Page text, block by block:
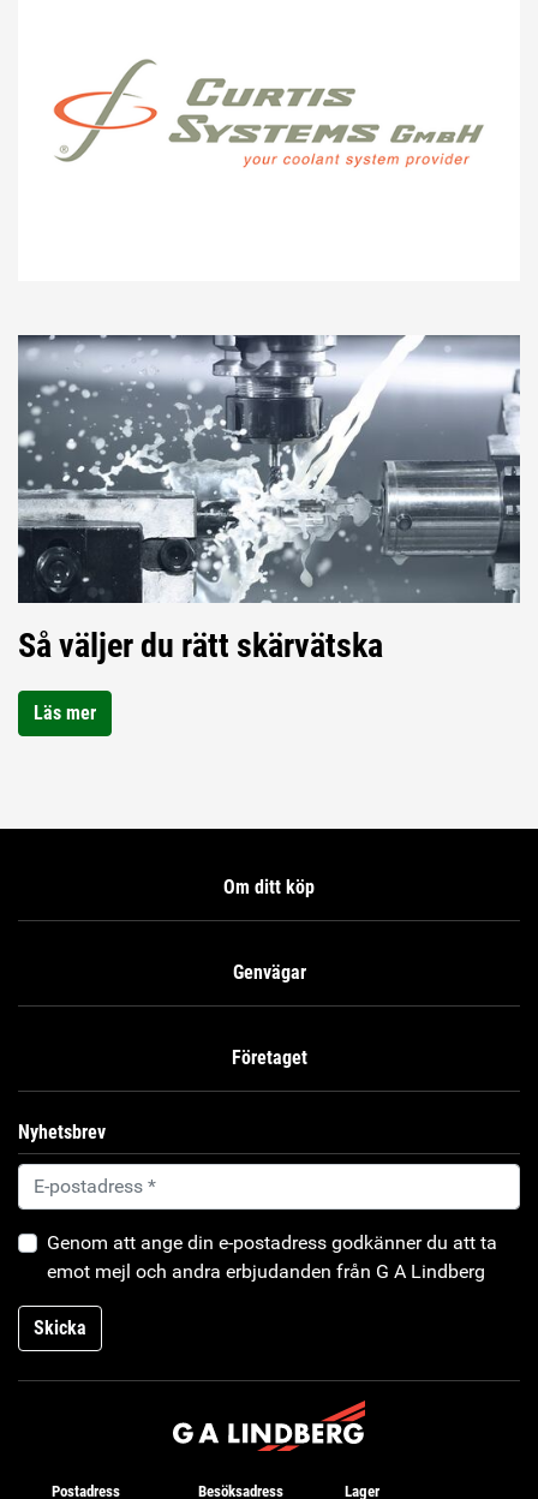
Så väljer du rätt skärvätska
Läs mer
Om ditt köp
Genvägar
Företaget
Nyhetsbrev
Genom att ange din e-postadress godkänner du att ta
emot mejl och andra erbjudanden från G A Lindberg
Skicka
Postadress Besöksadress Lager